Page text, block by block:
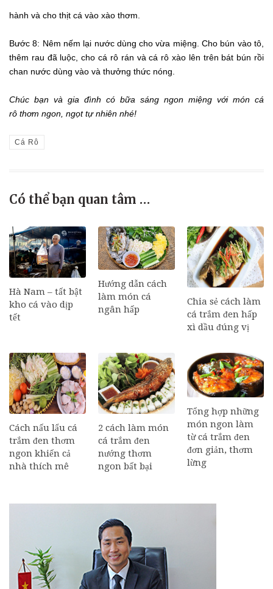
hành và cho thịt cá vào xào thơm.
Bước 8: Nêm nếm lại nước dùng cho vừa miệng. Cho bún vào tô,
thêm rau đã luộc, cho cá rô rán và cá rô xào lên trên bát bún rồi
chan nước dùng vào và thưởng thức nóng.
Chúc bạn và gia đình có bữa sáng ngon miệng với món cá
rô thơm ngon, ngọt tự nhiên nhé!
Cá Rô
Có thể bạn quan tâm …
Hà Nam – tất bật
kho cá vào dịp
tết
Hướng dẫn cách
làm món cá
ngân hấp
Chia sẻ cách làm
cá trắm đen hấp
xì dầu đúng vị
Cách nấu lẩu cá
trắm đen thơm
ngon khiến cả
nhà thích mê
2 cách làm món
cá trắm đen
nướng thơm
ngon bất bại
Tổng hợp những
món ngon làm
từ cá trắm đen
đơn giản, thơm
lừng